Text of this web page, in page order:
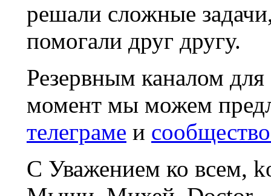
решали сложные
помогали друг другу.
Резервным каналом
момент мы можем
телеграме и
С Уважением ко всем,